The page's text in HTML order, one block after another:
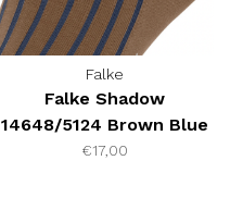
Falke
Falke Shadow
14648/5124 Brown Blue
€17,00